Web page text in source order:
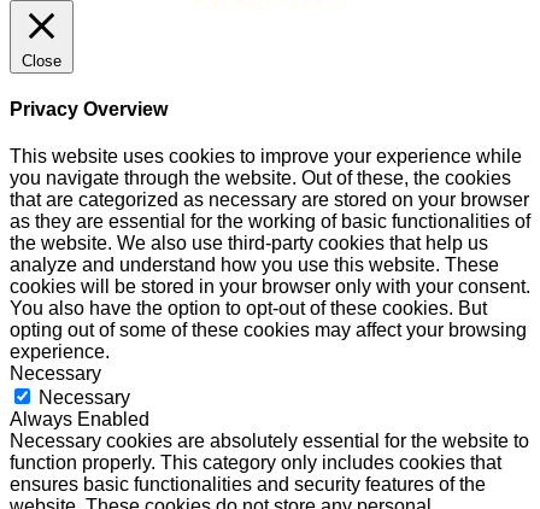
Close
Privacy Overview
This website uses cookies to improve your experience while
you navigate through the website. Out of these, the cookies
that are categorized as necessary are stored on your browser
as they are essential for the working of basic functionalities of
the website. We also use third-party cookies that help us
analyze and understand how you use this website. These
cookies will be stored in your browser only with your consent.
You also have the option to opt-out of these cookies. But
opting out of some of these cookies may affect your browsing
experience.
Necessary
Necessary
Always Enabled
Necessary cookies are absolutely essential for the website to
function properly. This category only includes cookies that
ensures basic functionalities and security features of the